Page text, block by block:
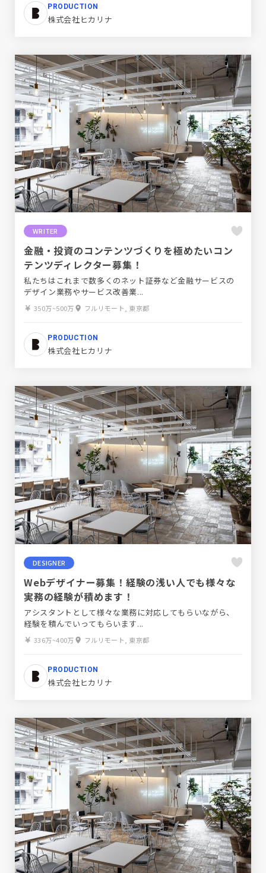
PRODUCTION
株式会社ヒカリナ
WRITER
金融・投資のコンテンツづくりを極めたいコン
テンツディレクター募集！
私たちはこれまで数多くのネット証券など金融サービスの
デザイン業務やサービス改善業...
350万~500万 フルリモート, 東京都
PRODUCTION
株式会社ヒカリナ
DESIGNER
Webデザイナー募集！経験の浅い人でも様々な
実務の経験が積めます！
アシスタントとして様々な業務に対応してもらいながら、
経験を積んでいってもらいます...
336万~400万 フルリモート, 東京都
PRODUCTION
株式会社ヒカリナ